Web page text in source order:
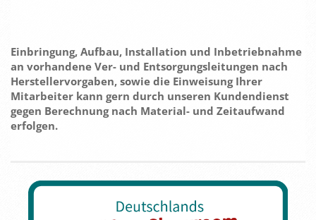
Einbringung, Aufbau, Installation und Inbetriebnahme
an vorhandene Ver- und Entsorgungsleitungen nach
Herstellervorgaben, sowie die Einweisung Ihrer
Mitarbeiter kann gern durch unseren Kundendienst
gegen Berechnung nach Material- und Zeitaufwand
erfolgen.